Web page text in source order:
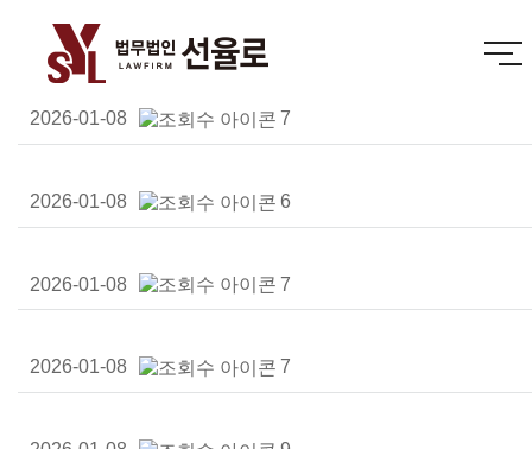
2026-01-08 7
2026-01-08 6
2026-01-08 7
2026-01-08 7